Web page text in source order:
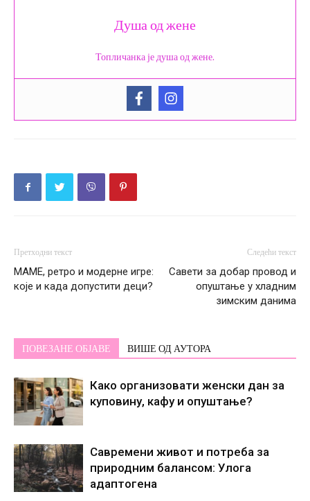
Душа од жене
Топличанка је душа од жене.
Претходни текст
МАМЕ, ретро и модерне игре:
које и када допустити деци?
Следећи текст
Савети за добар провод и
опуштање у хладним
зимским данима
ПОВЕЗАНЕ ОБЈАВЕ ВИШЕ ОД АУТОРА
Како организовати женски дан за
куповину, кафу и опуштање?
Савремени живот и потреба за
природним балансом: Улога
адаптогена